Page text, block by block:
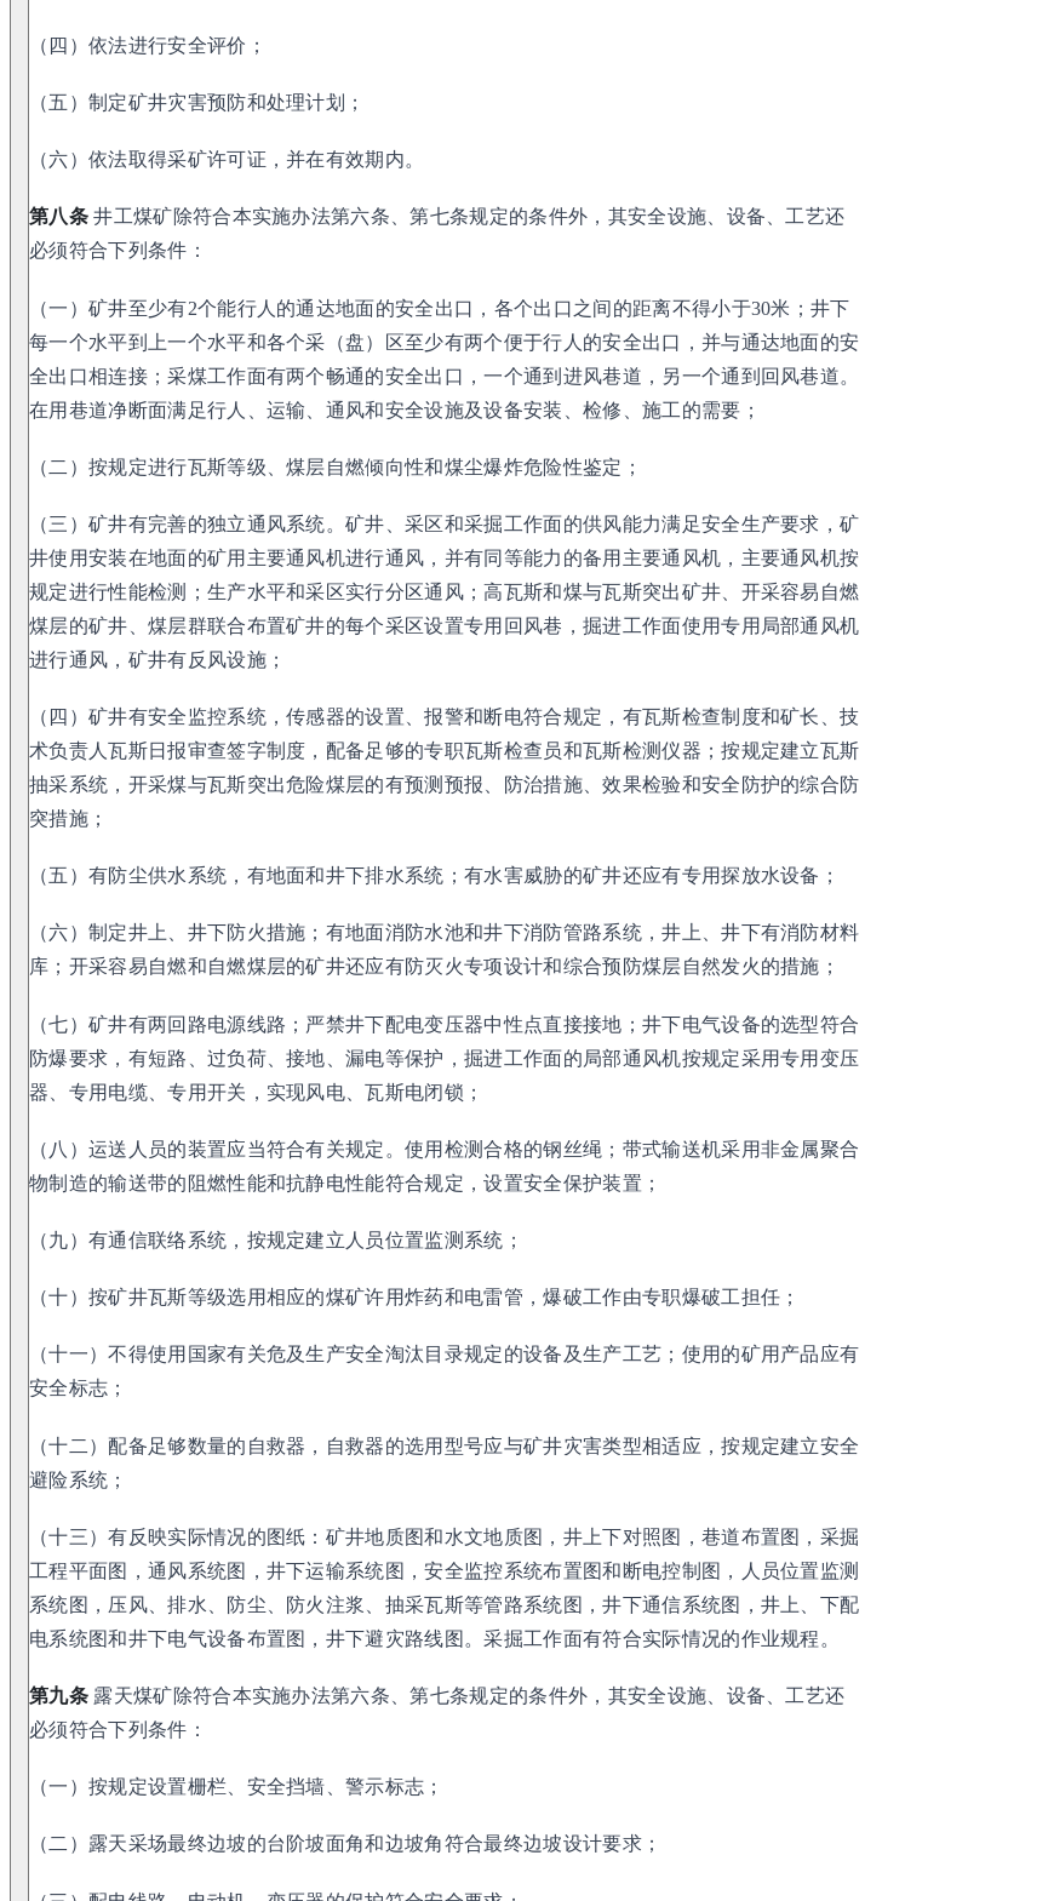
（四）依法进行安全评价；
（五）制定矿井灾害预防和处理计划；
（六）依法取得采矿许可证，并在有效期内。
第八条井工煤矿除符合本实施办法第六条、第七条规定的条件外，其安全设施、设备、工艺还
必须符合下列条件：
（一）矿井至少有2个能行人的通达地面的安全出口，各个出口之间的距离不得小于30米；井下
每一个水平到上一个水平和各个采（盘）区至少有两个便于行人的安全出口，并与通达地面的安
全出口相连接；采煤工作面有两个畅通的安全出口，一个通到进风巷道，另一个通到回风巷道。
在用巷道净断面满足行人、运输、通风和安全设施及设备安装、检修、施工的需要；
（二）按规定进行瓦斯等级、煤层自燃倾向性和煤尘爆炸危险性鉴定；
（三）矿井有完善的独立通风系统。矿井、采区和采掘工作面的供风能力满足安全生产要求，矿
井使用安装在地面的矿用主要通风机进行通风，并有同等能力的备用主要通风机，主要通风机按
规定进行性能检测；生产水平和采区实行分区通风；高瓦斯和煤与瓦斯突出矿井、开采容易自燃
煤层的矿井、煤层群联合布置矿井的每个采区设置专用回风巷，掘进工作面使用专用局部通风机
进行通风，矿井有反风设施；
（四）矿井有安全监控系统，传感器的设置、报警和断电符合规定，有瓦斯检查制度和矿长、技
术负责人瓦斯日报审查签字制度，配备足够的专职瓦斯检查员和瓦斯检测仪器；按规定建立瓦斯
抽采系统，开采煤与瓦斯突出危险煤层的有预测预报、防治措施、效果检验和安全防护的综合防
突措施；
（五）有防尘供水系统，有地面和井下排水系统；有水害威胁的矿井还应有专用探放水设备；
（六）制定井上、井下防火措施；有地面消防水池和井下消防管路系统，井上、井下有消防材料
库；开采容易自燃和自燃煤层的矿井还应有防灭火专项设计和综合预防煤层自然发火的措施；
（七）矿井有两回路电源线路；严禁井下配电变压器中性点直接接地；井下电气设备的选型符合
防爆要求，有短路、过负荷、接地、漏电等保护，掘进工作面的局部通风机按规定采用专用变压
器、专用电缆、专用开关，实现风电、瓦斯电闭锁；
（八）运送人员的装置应当符合有关规定。使用检测合格的钢丝绳；带式输送机采用非金属聚合
物制造的输送带的阻燃性能和抗静电性能符合规定，设置安全保护装置；
（九）有通信联络系统，按规定建立人员位置监测系统；
（十）按矿井瓦斯等级选用相应的煤矿许用炸药和电雷管，爆破工作由专职爆破工担任；
（十一）不得使用国家有关危及生产安全淘汰目录规定的设备及生产工艺；使用的矿用产品应有
安全标志；
（十二）配备足够数量的自救器，自救器的选用型号应与矿井灾害类型相适应，按规定建立安全
避险系统；
（十三）有反映实际情况的图纸：矿井地质图和水文地质图，井上下对照图，巷道布置图，采掘
工程平面图，通风系统图，井下运输系统图，安全监控系统布置图和断电控制图，人员位置监测
系统图，压风、排水、防尘、防火注浆、抽采瓦斯等管路系统图，井下通信系统图，井上、下配
电系统图和井下电气设备布置图，井下避灾路线图。采掘工作面有符合实际情况的作业规程。
第九条露天煤矿除符合本实施办法第六条、第七条规定的条件外，其安全设施、设备、工艺还
必须符合下列条件：
（一）按规定设置栅栏、安全挡墙、警示标志；
（二）露天采场最终边坡的台阶坡面角和边坡角符合最终边坡设计要求；